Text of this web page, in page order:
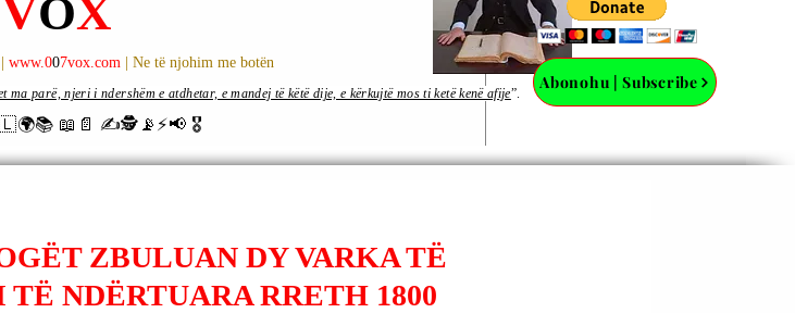
VOX
www.007vox.com | Ne të njohim me botën
📖📄 ✍🕵️📡⚡️📢 🎖
Abonohu | Subscribe
ma parë, njeri i ndershëm e atdhetar, e mandej të këtë dije, e kërkujtë mos ti ketë kenë afije”.
ZBULUAN DY VARKA TË
NDËRTUARA RRETH 1800